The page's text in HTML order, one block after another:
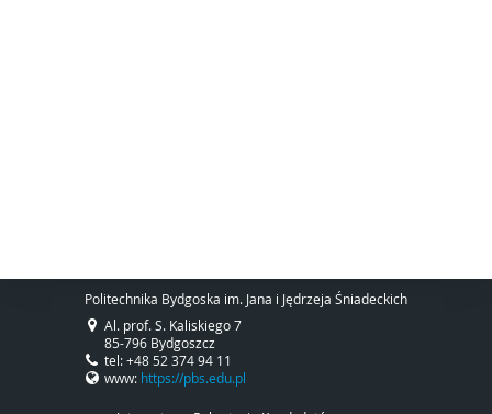
Politechnika Bydgoska im. Jana i Jędrzeja Śniadeckich
Al. prof. S. Kaliskiego 7
85-796 Bydgoszcz
tel: +48 52 374 94 11
www: https://pbs.edu.pl